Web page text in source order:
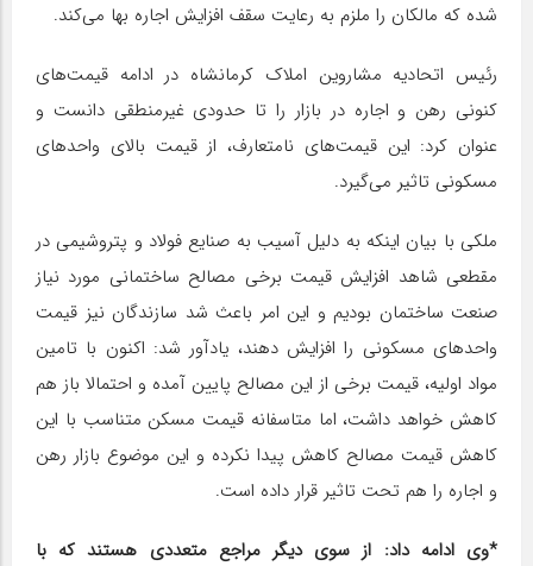
شده که مالکان را ملزم به رعایت سقف افزایش اجاره بها می‌کند.
رئیس اتحادیه مشاروین املاک کرمانشاه در ادامه قیمت‌های
کنونی رهن و اجاره در بازار را تا حدودی غیرمنطقی دانست و
عنوان کرد: این قیمت‌های نامتعارف، از قیمت بالای واحدهای
مسکونی تاثیر می‌گیرد.
ملکی با بیان اینکه به دلیل آسیب به صنایع فولاد و پتروشیمی در
مقطعی شاهد افزایش قیمت برخی مصالح ساختمانی مورد نیاز
صنعت ساختمان بودیم و این امر باعث شد سازندگان نیز قیمت
واحدهای مسکونی را افزایش دهند، یادآور شد: اکنون با تامین
مواد اولیه، قیمت برخی از این مصالح پایین آمده و احتمالا باز هم
کاهش خواهد داشت، اما متاسفانه قیمت مسکن متناسب با این
کاهش قیمت مصالح کاهش پیدا نکرده و این موضوع بازار رهن
و اجاره را هم تحت تاثیر قرار داده است.
*وی ادامه داد: از سوی دیگر مراجع متعددی هستند که با